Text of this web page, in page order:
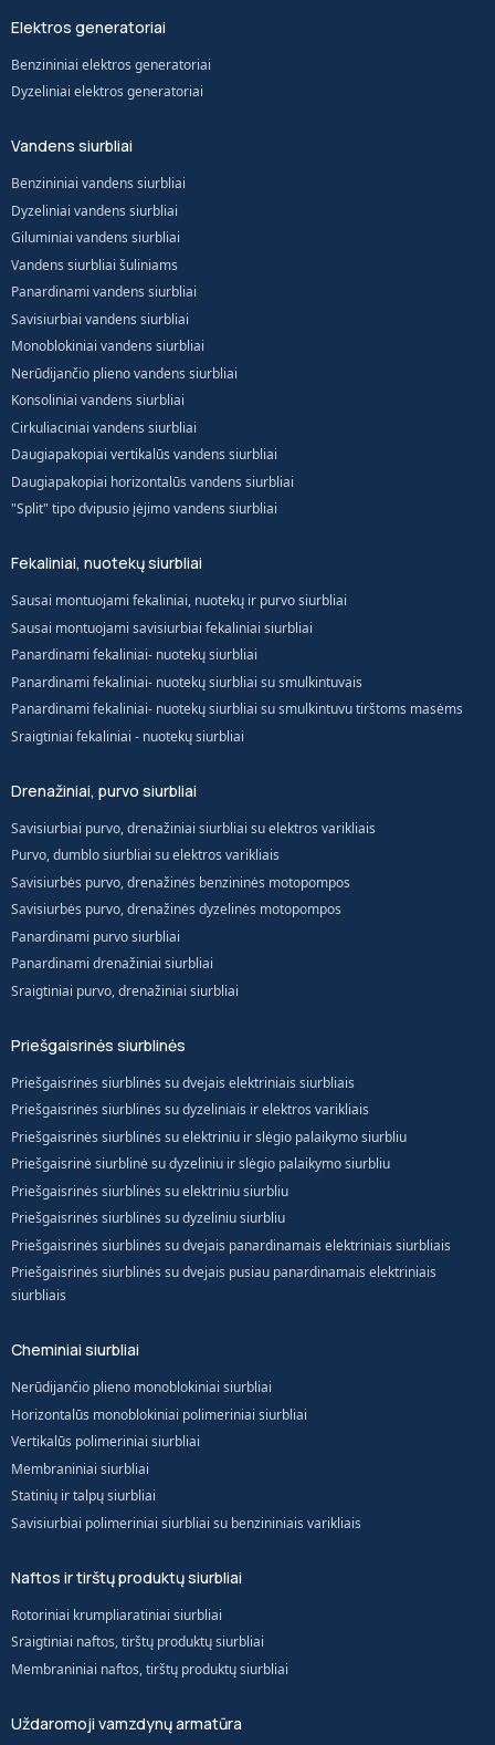
Elektros generatoriai
Benzininiai elektros generatoriai
Dyzeliniai elektros generatoriai
Vandens siurbliai
Benzininiai vandens siurbliai
Dyzeliniai vandens siurbliai
Giluminiai vandens siurbliai
Vandens siurbliai šuliniams
Panardinami vandens siurbliai
Savisiurbiai vandens siurbliai
Monoblokiniai vandens siurbliai
Nerūdijančio plieno vandens siurbliai
Konsoliniai vandens siurbliai
Cirkuliaciniai vandens siurbliai
Daugiapakopiai vertikalūs vandens siurbliai
Daugiapakopiai horizontalūs vandens siurbliai
"Split" tipo dvipusio įėjimo vandens siurbliai
Fekaliniai, nuotekų siurbliai
Sausai montuojami fekaliniai, nuotekų ir purvo siurbliai
Sausai montuojami savisiurbiai fekaliniai siurbliai
Panardinami fekaliniai- nuotekų siurbliai
Panardinami fekaliniai- nuotekų siurbliai su smulkintuvais
Panardinami fekaliniai- nuotekų siurbliai su smulkintuvu tirštoms masėms
Sraigtiniai fekaliniai - nuotekų siurbliai
Drenažiniai, purvo siurbliai
Savisiurbiai purvo, drenažiniai siurbliai su elektros varikliais
Purvo, dumblo siurbliai su elektros varikliais
Savisiurbės purvo, drenažinės benzininės motopompos
Savisiurbės purvo, drenažinės dyzelinės motopompos
Panardinami purvo siurbliai
Panardinami drenažiniai siurbliai
Sraigtiniai purvo, drenažiniai siurbliai
Priešgaisrinės siurblinės
Priešgaisrinės siurblinės su dvejais elektriniais siurbliais
Priešgaisrinės siurblinės su dyzeliniais ir elektros varikliais
Priešgaisrinės siurblinės su elektriniu ir slėgio palaikymo siurbliu
Priešgaisrinė siurblinė su dyzeliniu ir slėgio palaikymo siurbliu
Priešgaisrinės siurblinės su elektriniu siurbliu
Priešgaisrinės siurblinės su dyzeliniu siurbliu
Priešgaisrinės siurblinės su dvejais panardinamais elektriniais siurbliais
Priešgaisrinės siurblinės su dvejais pusiau panardinamais elektriniais
siurbliais
Cheminiai siurbliai
Nerūdijančio plieno monoblokiniai siurbliai
Horizontalūs monoblokiniai polimeriniai siurbliai
Vertikalūs polimeriniai siurbliai
Membraniniai siurbliai
Statinių ir talpų siurbliai
Savisiurbiai polimeriniai siurbliai su benzininiais varikliais
Naftos ir tirštų produktų siurbliai
Rotoriniai krumpliaratiniai siurbliai
Sraigtiniai naftos, tirštų produktų siurbliai
Membraniniai naftos, tirštų produktų siurbliai
Uždaromoji vamzdynų armatūra